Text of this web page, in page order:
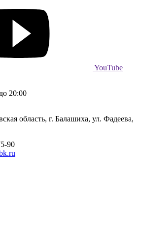
YouTube
20:00
область, г. Балашиха, ул. Фадеева,
90